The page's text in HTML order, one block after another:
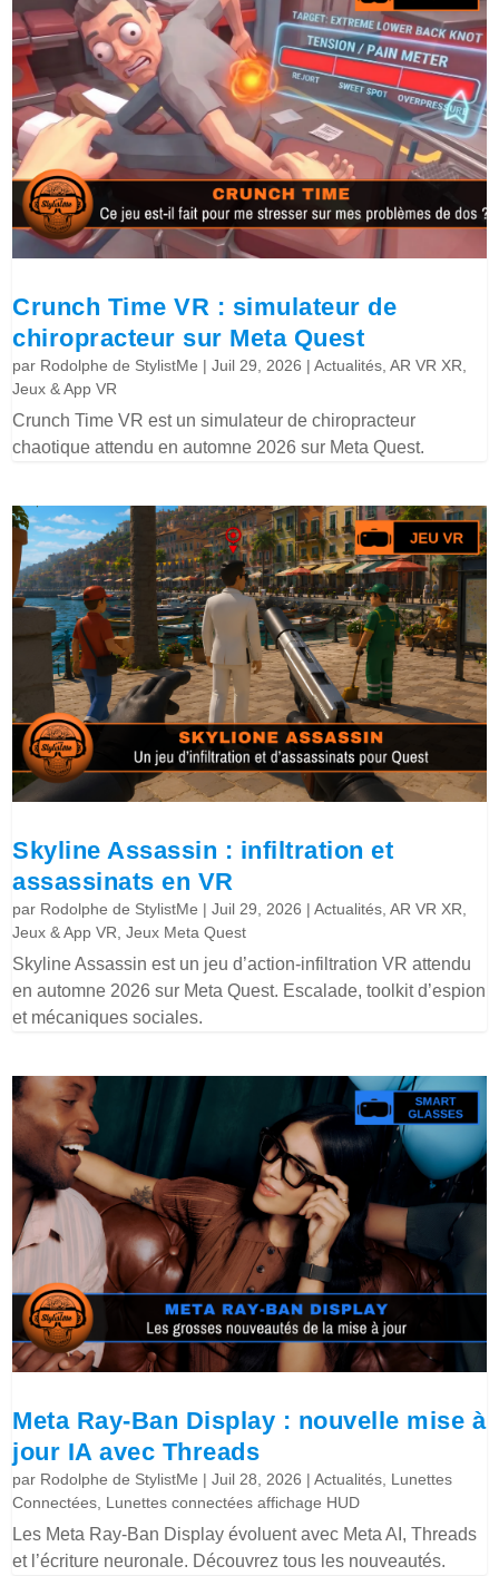
Crunch Time VR : simulateur de
chiropracteur sur Meta Quest
par Rodolphe de StylistMe |Juil 29, 2026 |Actualités ,AR VR XR
Jeux & App VR
Crunch Time VR est un simulateur de chiropracteur
chaotique attendu en automne 2026 sur Meta Quest.
Skyline Assassin : infiltration et
assassinats en VR
par Rodolphe de StylistMe |Juil 29, 2026 |Actualités ,AR VR XR
Jeux & App VR ,Jeux Meta Quest
Skyline Assassin est un jeu d’action-infiltration VR attendu
en automne 2026 sur Meta Quest. Escalade, toolkit d’espion
et mécaniques sociales.
Meta Ray-Ban Display : nouvelle mise à
jour IA avec Threads
par Rodolphe de StylistMe |Juil 28, 2026 |Actualités Lunettes
Connectées Lunettes connectées affichage HUD
Les Meta Ray-Ban Display évoluent avec Meta AI, Threads
et l’écriture neuronale. Découvrez tous les nouveautés.